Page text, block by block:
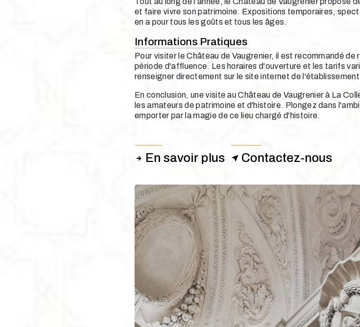
et faire vivre son patrimoine. Expositions temporaires,
en a pour tous les goûts et tous les âges.
Informations Pratiques
Pour visiter le Château de Vaugrenier, il est recommandé
période d'affluence. Les horaires d'ouverture et les tarifs
renseigner directement sur le site internet de
En conclusion, une visite au Château de Vaugrenier à La
les amateurs de patrimoine et d'histoire. Plongez dans
emporter par la magie de ce lieu chargé d'histoire.
En savoir plus Contactez-nous